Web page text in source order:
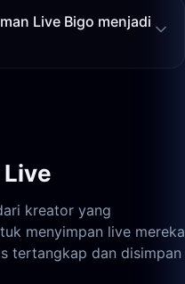
Live Bigo menjadi
Live
kreator yang
menyimpan live mereka
tertangkap dan disimpan